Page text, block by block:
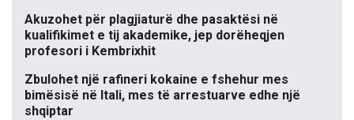
Akuzohet për plagjiaturë dhe pasaktësi në
kualifikimet e tij akademike, jep dorëheqjen
profesori i Kembrixhit
Zbulohet një rafineri kokaine e fshehur mes
bimësisë në Itali, mes të arrestuarve edhe një
shqiptar